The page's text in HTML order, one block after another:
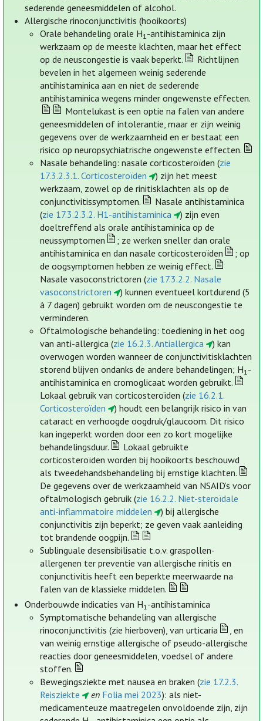
sederende geneesmiddelen of alcohol.
Allergische rinoconjunctivitis (hooikoorts)
Orale behandeling orale H1-antihistaminica zijn
werkzaam op de meeste klachten, maar het effect
op de neuscongestie is vaak beperkt.
Richtlijnen
bevelen in het algemeen weinig sederende
antihistaminica aan en niet de sederende
antihistaminica wegens minder ongewenste effecten.
Montelukast is een optie na falen van andere
geneesmiddelen of intolerantie, maar er zijn weinig
gegevens over de werkzaamheid en er bestaat een
risico op neuropsychiatrische ongewenste effecten.
Nasale behandeling: nasale corticosteroïden (zie
17.3.2.3.1. Corticosteroïden
) zijn het meest
werkzaam, zowel op de rinitisklachten als op de
conjunctivitissymptomen.
Nasale antihistaminica
(zie 17.3.2.3.2. H1-antihistaminica
) zijn even
doeltreffend als orale antihistaminica op de
neussymptomen
; ze werken sneller dan orale
antihistaminica en dan nasale corticosteroïden
; op
de oogsymptomen hebben ze weinig effect.
Nasale vasoconstrictoren (zie 17.3.2.2. Nasale
vasoconstrictoren
) kunnen eventueel kortdurend (5
à 7 dagen) gebruikt worden om de neuscongestie te
verminderen.
Oftalmologische behandeling: toediening in het oog
van anti-allergica (zie 16.2.3. Antiallergica
) kan
overwogen worden wanneer de conjunctivitisklachten
storend blijven ondanks de andere behandelingen; H1-
antihistaminica en cromoglicaat worden gebruikt.
Lokaal gebruik van corticosteroïden (zie 16.2.1.
Corticosteroïden
) houdt een belangrijk risico in van
cataract en verhoogde oogdruk/glaucoom. Dit risico
kan ingeperkt worden door een zo kort mogelijke
behandelingsduur.
Lokaal gebruikte
corticosteroïden worden bij hooikoorts beschouwd
als tweedehandsbehandeling bij ernstige klachten.
De gegevens over de werkzaamheid van NSAID’s voor
oftalmologisch gebruik (zie 16.2.2. Niet-steroïdale
anti-inflammatoire middelen
) bij allergische
conjunctivitis zijn beperkt; ze geven vaak aanleiding
tot brandende oogpijn.
Sublinguale desensibilisatie t.o.v. graspollen-
allergenen ter preventie van allergische rinitis en
conjunctivitis heeft een beperkte meerwaarde na
falen van de klassieke middelen.
Onderbouwde indicaties van H1-antihistaminica
Symptomatische behandeling van allergische
rinoconjunctivitis (zie hierboven), van urticaria
, en
van weinig ernstige allergische of pseudo-allergische
reacties door geneesmiddelen, voedsel of andere
stoffen.
Bewegingsziekte met nausea en braken (zie 17.2.3.
Reisziekte
en Folia mei 2023): als niet-
medicamenteuze maatregelen onvoldoende zijn, zijn